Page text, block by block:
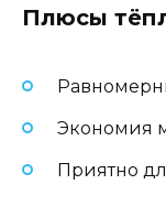
Плюсы
Экономия
Приятно